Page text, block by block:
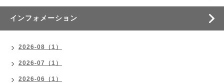
インフォメーション
2026-08（1）
2026-07（1）
2026-06（1）